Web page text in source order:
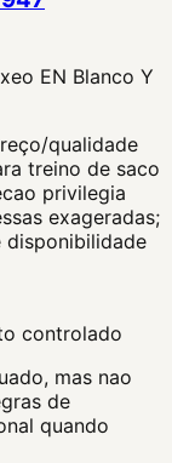
EN Blanco Y
qualidade
treino de saco
privilegia
exageradas;
disponibilidade
controlado
mas nao
de
quando